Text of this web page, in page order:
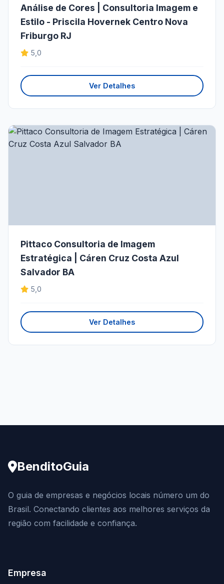
Análise de Cores | Consultoria Imagem e
Estilo - Priscila Hovernek Centro Nova
Friburgo RJ
5,0
Ver Detalhes
Pittaco Consultoria de Imagem
Estratégica | Cáren Cruz Costa Azul
Salvador BA
5,0
Ver Detalhes
BenditoGuia
O guia de empresas e negócios locais número um do
Brasil. Conectando clientes aos melhores serviços da
região com facilidade e confiança.
Empresa